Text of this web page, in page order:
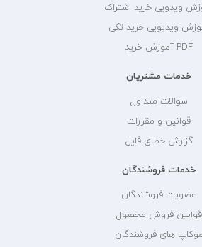
ویدویی خرید اشتراک
ویدیویی خرید تکی
PDF آموزش خرید
خدمات مشتریان
سوالات متداول
قوانین و مقررات
گزارش خطای فایل
خدمات فروشندگان
عضویت فروشندگان
قوانین فروش محصول
موکاپ های فروشندگان